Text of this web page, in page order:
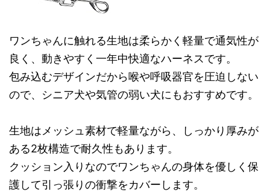
ワンちゃんに触れる生地は柔らかく軽量で通気性が
良く、動きやすく一年中快適なハーネスです。
包み込むデザインだから喉や呼吸器官を圧迫しない
ので、シニア犬や気管の弱い犬にもおすすめです。
生地はメッシュ素材で軽量ながら、しっかり厚みが
ある2枚構造で耐久性もあります。
クッション入りなのでワンちゃんの身体を優しく保
護して引っ張りの衝撃をカバーします。